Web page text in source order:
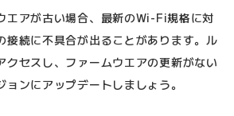
エアが古い場合、最新のWi-Fi規格に対
接続に不具合が出ることがあります。ル
クセスし、ファームウエアの更新がない
ンにアップデートしましょう。